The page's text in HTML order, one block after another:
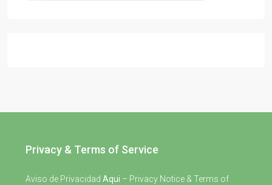
Privacy & Terms of Service
Aviso de Privacidad Aqui – Privacy Notice & Terms of